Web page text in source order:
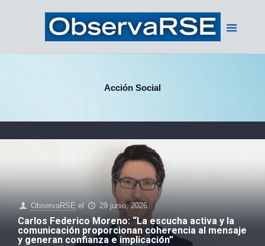
Acción Social
ObservaRSE el 29 junio, 2026
Carlos Federico Moreno: “La escucha activa y la
comunicación proporcionan coherencia al mensaje
y generan confianza e implicación”